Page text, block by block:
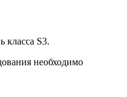
класса S3.
необходимо